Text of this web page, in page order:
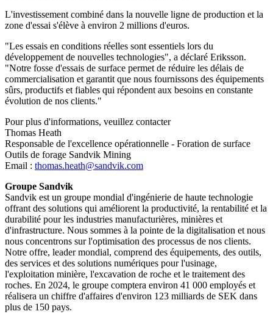
L'investissement combiné dans la nouvelle ligne de production et la
zone d'essai s'élève à environ 2 millions d'euros.
"Les essais en conditions réelles sont essentiels lors du
développement de nouvelles technologies", a déclaré Eriksson.
"Notre fosse d'essais de surface permet de réduire les délais de
commercialisation et garantit que nous fournissons des équipements
sûrs, productifs et fiables qui répondent aux besoins en constante
évolution de nos clients."
Pour plus d'informations, veuillez contacter
Thomas Heath
Responsable de l'excellence opérationnelle - Foration de surface
Outils de forage Sandvik Mining
Email : thomas.heath@sandvik.com
Groupe Sandvik
Sandvik est un groupe mondial d'ingénierie de haute technologie
offrant des solutions qui améliorent la productivité, la rentabilité et la
durabilité pour les industries manufacturières, minières et
d'infrastructure. Nous sommes à la pointe de la digitalisation et nous
nous concentrons sur l'optimisation des processus de nos clients.
Notre offre, leader mondial, comprend des équipements, des outils,
des services et des solutions numériques pour l'usinage,
l'exploitation minière, l'excavation de roche et le traitement des
roches. En 2024, le groupe comptera environ 41 000 employés et
réalisera un chiffre d'affaires d'environ 123 milliards de SEK dans
plus de 150 pays.